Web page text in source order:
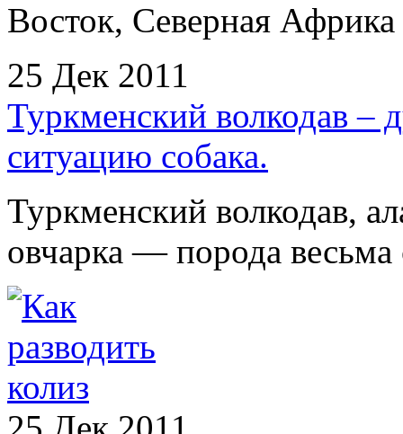
Восток, Северная
25 Дек 2011
Туркменский волкодав
ситуацию собака.
Туркменский волкодав,
овчарка — порода